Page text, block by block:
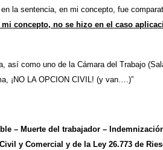
la sentencia, en mi concepto, fue
concepto, no se hizo en el caso
así como uno de la Cámara del Trabajo
¡NO LA OPCION CIVIL! (y van….)”
– Muerte del trabajador –
y Comercial y de la Ley 26.773 de